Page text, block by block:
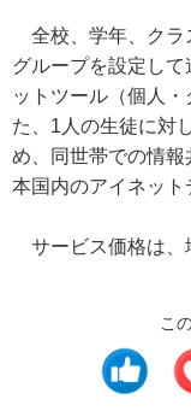
全校、学年、クラ
グループを設定し
ットツール（個人
た、1人の生徒に対
め、同世帯での情報
本国内のアイネット
サービス価格は、
こ